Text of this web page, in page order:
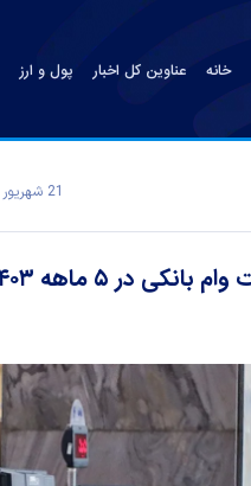
خانه عناوین کل اخبار پول و ارز
21 شهريور 1403 - 13:39